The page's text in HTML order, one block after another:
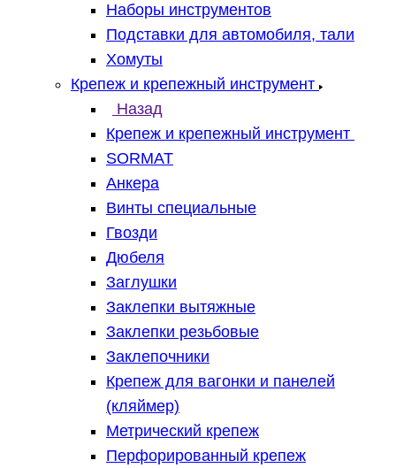
Наборы инструментов
Подставки для автомобиля, тали
Хомуты
Крепеж и крепежный инструмент
Назад
Крепеж и крепежный инструмент
SORMAT
Анкера
Винты специальные
Гвозди
Дюбеля
Заглушки
Заклепки вытяжные
Заклепки резьбовые
Заклепочники
Крепеж для вагонки и панелей
(кляймер)
Метрический крепеж
Перфорированный крепеж